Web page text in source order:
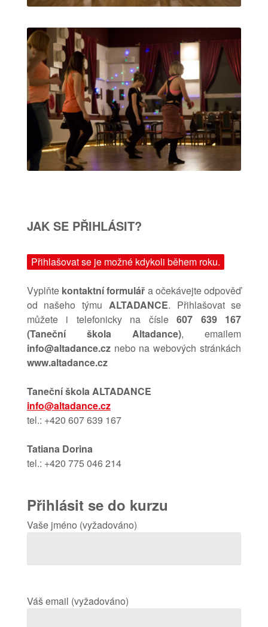
JAK SE PŘIHLÁSIT?
Přihlašovat se je možné kdykoli během roku.
Vyplňte kontaktní formulář a očekávejte odpověď
od našeho týmu ALTADANCE. Přihlašovat se
můžete i telefonicky na čísle607 639 167
(Taneční škola Altadance), emailem
info@altadance.cznebo na webových stránkách
www.altadance.cz
Taneční škola ALTADANCE
info@altadance.cz
tel.: +420 607 639 167
Tatiana Dorina
tel.: +420 775 046 214
Přihlásit se do kurzu
Vaše jméno (vyžadováno)
Váš email (vyžadováno)